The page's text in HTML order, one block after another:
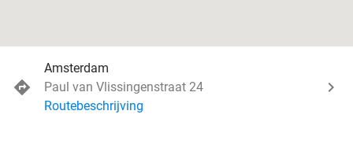
Amsterdam
Paul van Vlissingenstraat 24
Routebeschrijving